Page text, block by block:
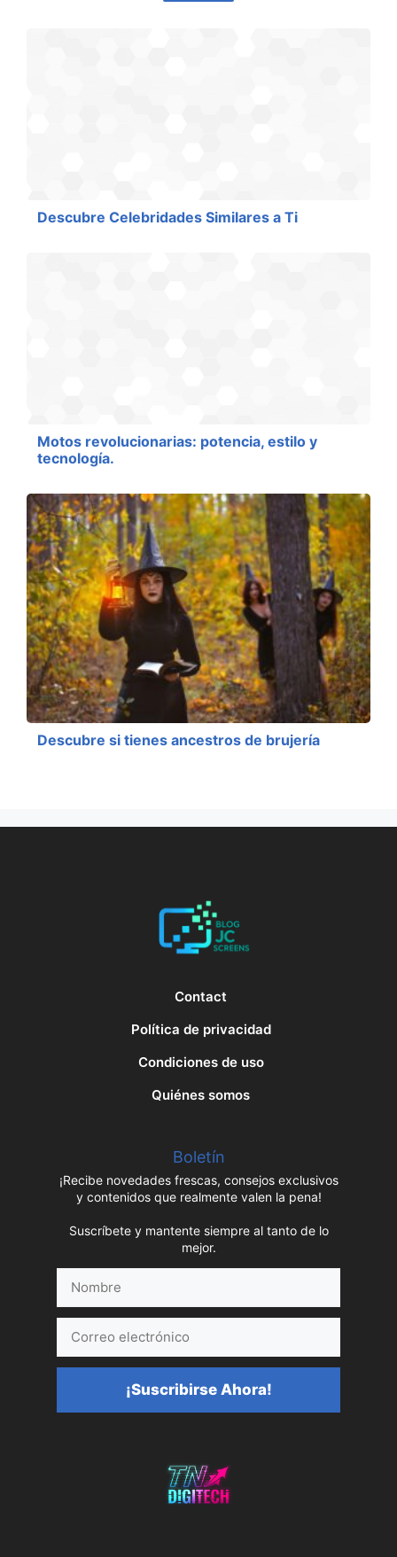
Descubre Celebridades Similares a Ti
Motos revolucionarias: potencia, estilo y
tecnología.
Descubre si tienes ancestros de brujería
Contact
Política de privacidad
Condiciones de uso
Quiénes somos
Boletín
¡Recibe novedades frescas, consejos exclusivos
y contenidos que realmente valen la pena!
Suscríbete y mantente siempre al tanto de lo
mejor.
electrónico
¡Suscribirse Ahora!